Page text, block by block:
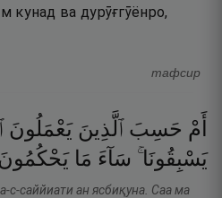
кунад ва дурӯғгӯёнро,
тафсир
أَمْ حَسِبَ ٱلَّذِينَ يَعْمَلُونَ
يَسْبِقُونَا ۚ سَآءَ مَا
с-саййиати ан ясбиқуна. Саа ма